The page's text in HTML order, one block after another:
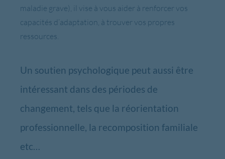
maladie grave), il vise à vous aider à renforcer vos
capacités d’adaptation, à trouver vos propres
ressources.
Un soutien psychologique peut aussi être
intéressant dans des périodes de
changement, tels que la réorientation
professionnelle, la recomposition familiale
etc…